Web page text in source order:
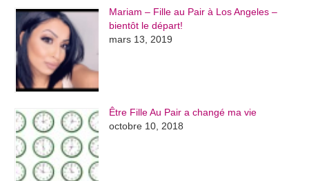
Mariam – Fille au Pair à Los Angeles –
bientôt le départ!
mars 13, 2019
Être Fille Au Pair a changé ma vie
octobre 10, 2018